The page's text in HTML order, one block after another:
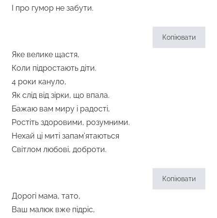
І про гумор не забути.
Копіювати
Яке велике щастя,
Коли підростають діти.
4 роки кануло,
Як слід від зірки, що впала.
Бажаю вам миру і радості,
Ростіть здоровими, розумними.
Нехай ці миті запам’ятаються
Світлом любові, доброти.
Копіювати
Дорогі мама, тато,
Ваш малюк вже підріс,